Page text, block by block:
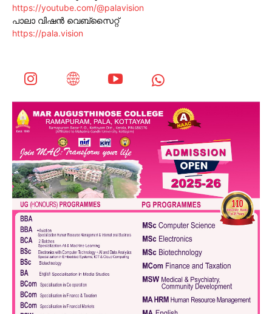
https://youtube.com/@palavision
പാലാ വിഷൻ വെബ്സൈറ്റ്
https://pala.vision